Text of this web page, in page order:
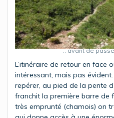
.. avant de
L’itinéraire de retour en face
intéressant, mais pas
repérer, au pied de la pente
franchit la première barre de
très emprunté (chamois) on